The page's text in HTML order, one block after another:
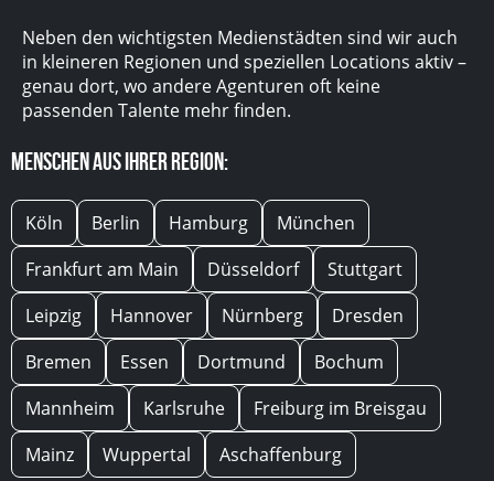
Neben den wichtigsten Medienstädten sind wir auch
in kleineren Regionen und speziellen Locations aktiv –
genau dort, wo andere Agenturen oft keine
passenden Talente mehr finden.
Menschen aus Ihrer Region:
Köln Berlin Hamburg
München
Frankfurt am Main
Düsseldorf
Stuttgart
Leipzig
Hannover Nürnberg
Dresden
Bremen
Essen Dortmund
Bochum
Mannheim
Karlsruhe
Freiburg im Breisgau
Mainz
Wuppertal Aschaffenburg